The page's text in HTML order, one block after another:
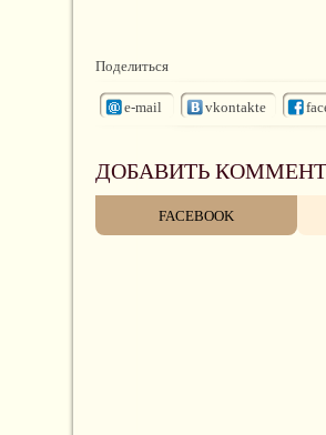
Поделиться
e-mail vkontakte
ДОБАВИТЬ
FACEBOOK